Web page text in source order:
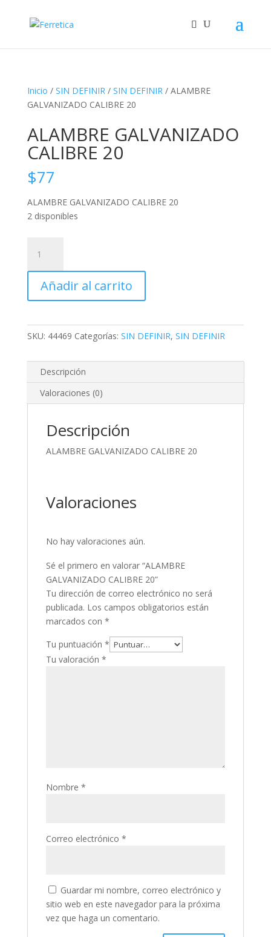
Inicio / SIN DEFINIR/ SIN DEFINIR/ ALAMBRE
GALVANIZADO CALIBRE 20
ALAMBRE GALVANIZADO
CALIBRE 20
$77
ALAMBRE GALVANIZADO CALIBRE 20
2 disponibles
GALVANIZADO
CALIBRE
cantidad
Añadir al carrito
SKU: 44469 Categorías: SIN DEFINIR, SIN DEFINIR
Descripción
Valoraciones (0)
Descripción
ALAMBRE GALVANIZADO CALIBRE 20
Valoraciones
No hay valoraciones aún.
Sé el primero en valorar “ALAMBRE
GALVANIZADO CALIBRE 20”
Tu dirección de correo electrónico no será
publicada. Los campos obligatorios están
marcados con *
Tu puntuación *
Tu valoración *
Nombre *
Correo electrónico *
Guardar mi nombre, correo electrónico y
sitio web en este navegador para la próxima
vez que haga un comentario.